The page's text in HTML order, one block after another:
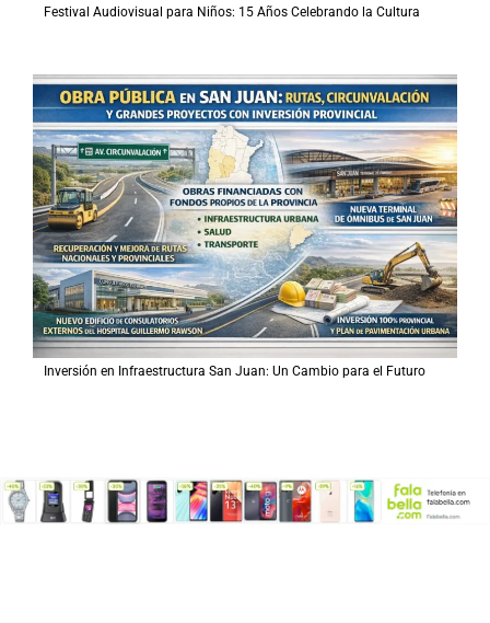
Festival Audiovisual para Niños: 15 Años Celebrando la Cultura
Inversión en Infraestructura San Juan: Un Cambio para el Futuro